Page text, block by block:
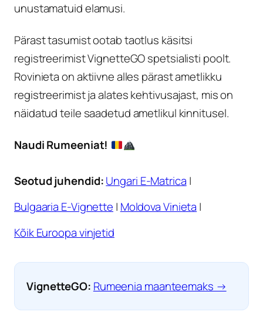
unustamatuid elamusi.
Pärast tasumist ootab taotlus käsitsi
registreerimist VignetteGO spetsialisti poolt.
Rovinieta on aktiivne alles pärast ametlikku
registreerimist ja alates kehtivusajast, mis on
näidatud teile saadetud ametlikul kinnitusel.
Naudi Rumeeniat!
Seotud juhendid:Ungari E-Matrica |
Bulgaaria E-Vignette | Moldova Vinieta |
Kõik Euroopa vinjetid
VignetteGO: Rumeenia maanteemaks →